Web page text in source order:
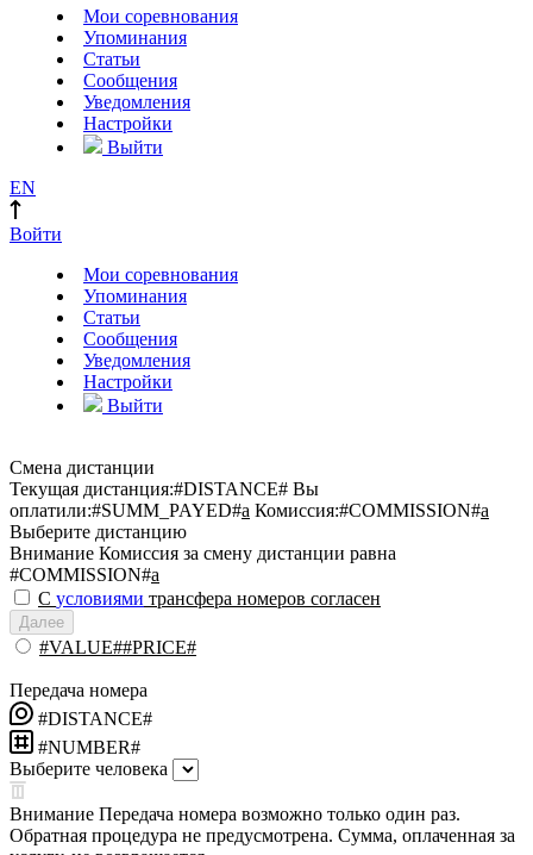
Мои соревнования
Упоминания
Статьи
Сообщения
Уведомления
Настройки
Выйти
EN
Войти
Мои соревнования
Упоминания
Статьи
Сообщения
Уведомления
Настройки
Выйти
Смена дистанции
Текущая дистанция:#DISTANCE# Вы
оплатили:#SUMM_PAYED#a Комиссия:#COMMISSION#a
Выберите дистанцию
Внимание Комиссия за смену дистанции равна
#COMMISSION#a
С условиями трансфера номеров согласен
Далее
#VALUE##PRICE#
Передача номера
#DISTANCE#
#NUMBER#
Выберите человека
Внимание Передача номера возможно только один раз.
Обратная процедура не предусмотрена. Сумма, оплаченная за